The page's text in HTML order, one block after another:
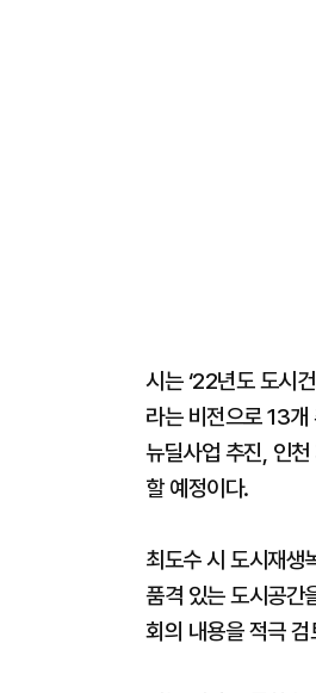
시는 ‘22년도 도시
라는 비전으로 13개
뉴딜사업 추진, 인
할 예정이다.
최도수 시 도시재생
품격 있는 도시공간
회의 내용을 적극